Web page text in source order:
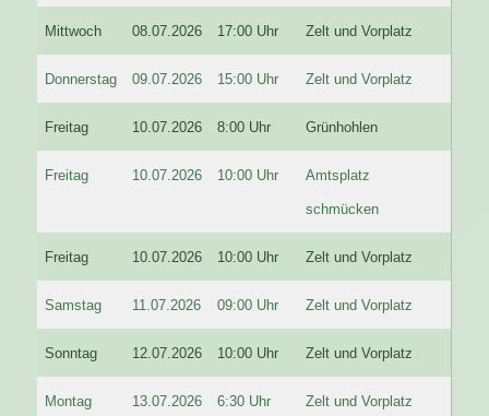
Mittwoch 08.07.2026 17:00 Uhr Zelt und Vorplatz
Donnerstag 09.07.2026 15:00 Uhr Zelt und Vorplatz
Freitag 10.07.2026 8:00 Uhr Grünhohlen
Freitag 10.07.2026 10:00 Uhr Amtsplatz
schmücken
Freitag 10.07.2026 10:00 Uhr Zelt und Vorplatz
Samstag 11.07.2026 09:00 Uhr Zelt und Vorplatz
Sonntag 12.07.2026 10:00 Uhr Zelt und Vorplatz
Montag 13.07.2026 6:30 Uhr Zelt und Vorplatz